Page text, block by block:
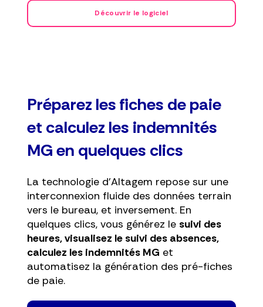
Découvrir le logiciel
Préparez les fiches de paie
et calculez les indemnités
MG en quelques clics
La technologie d'Altagem repose sur une
interconnexion fluide des données terrain
vers le bureau, et inversement. En
quelques clics, vous générez le suivi des
heures, visualisez le suivi des absences,
calculez les indemnités MG et
automatisez la génération des pré-fiches
de paie.